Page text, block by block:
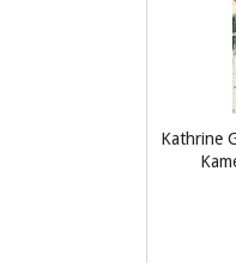
Kathrine